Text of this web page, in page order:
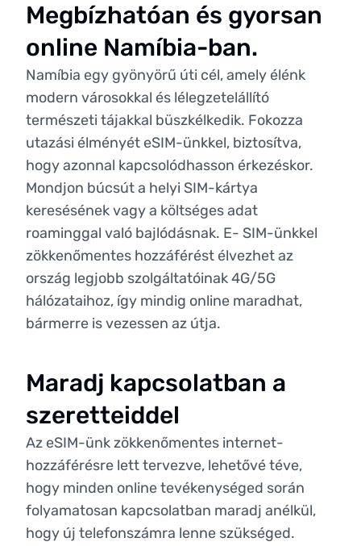
Megbízhatóan és gyorsan
online Namíbia-ban.
Namíbia egy gyönyörű úti cél, amely élénk
modern városokkal és lélegzetelállító
természeti tájakkal büszkélkedik. Fokozza
utazási élményét eSIM-ünkkel, biztosítva,
hogy azonnal kapcsolódhasson érkezéskor.
Mondjon búcsút a helyi SIM-kártya
keresésének vagy a költséges adat
roaminggal való bajlódásnak. E- SIM-ünkkel
zökkenőmentes hozzáférést élvezhet az
ország legjobb szolgáltatóinak 4G/5G
hálózataihoz, így mindig online maradhat,
bármerre is vezessen az útja.
Maradj kapcsolatban a
szeretteiddel
Az eSIM-ünk zökkenőmentes internet-
hozzáférésre lett tervezve, lehetővé téve,
hogy minden online tevékenységed során
folyamatosan kapcsolatban maradj anélkül,
hogy új telefonszámra lenne szükséged.